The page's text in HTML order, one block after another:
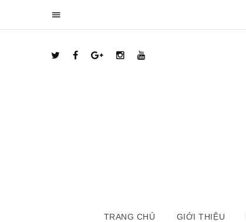
TRANG CHỦ GIỚI THIỆU